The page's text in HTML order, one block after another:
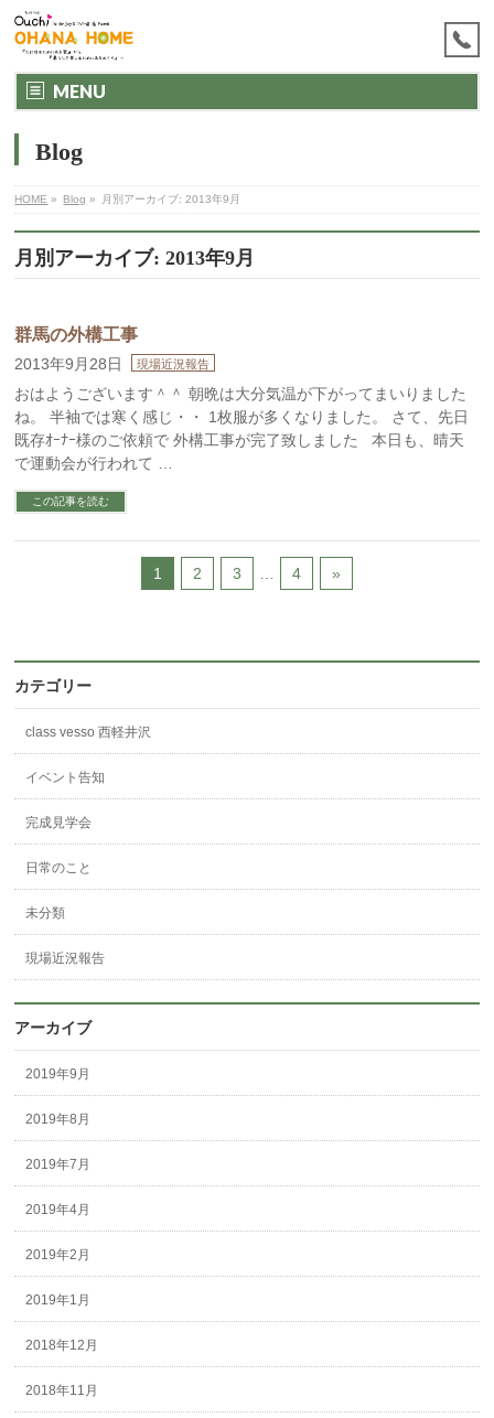
MENU
Blog
HOME » Blog » 月別アーカイブ: 2013年9月
月別アーカイブ: 2013年9月
群馬の外構工事
2013年9月28日 現場近況報告
おはようございます＾＾ 朝晩は大分気温が下がってまいりました
ね。 半袖では寒く感じ・・ 1枚服が多くなりました。 さて、先日
既存ｵｰﾅｰ様のご依頼で 外構工事が完了致しました 本日も、晴天
で運動会が行われて …
この記事を読む
1 2 3 4 »
カテゴリー
class vesso 西軽井沢
イベント告知
完成見学会
日常のこと
未分類
現場近況報告
アーカイブ
2019年9月
2019年8月
2019年7月
2019年4月
2019年2月
2019年1月
2018年12月
2018年11月